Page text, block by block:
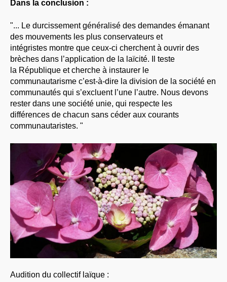
Dans la conclusion :
"... Le durcissement généralisé des demandes émanant
des mouvements les plus conservateurs et
intégristes montre que ceux-ci cherchent à ouvrir des
brèches dans l’application de la laïcité. Il teste
la République et cherche à instaurer le
communautarisme c’est-à-dire la division de la société en
communautés qui s’excluent l’une l’autre. Nous devons
rester dans une société unie, qui respecte les
différences de chacun sans céder aux courants
communautaristes. "
Audition du collectif laïque :